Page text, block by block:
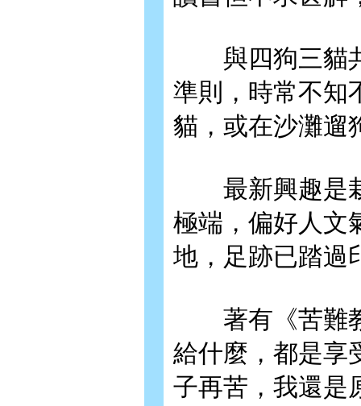
與四狗三貓共
準則，時常不知
貓，或在沙灘遛
最新興趣是栽
極端，偏好人文
地，足跡已踏過
著有《苦難教
給什麼，都是享
子再苦，我還是